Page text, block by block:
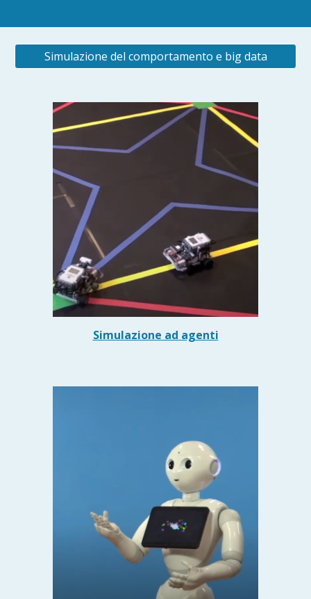
Simulazione del comportamento e big data
Simulazione ad agenti